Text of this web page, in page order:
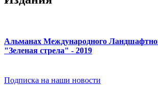
Альманах Международного
"Зеленая стрела" - 2019
Подписка на наши новости